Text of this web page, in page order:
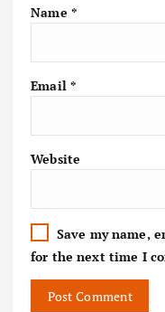
Name *
Email *
Website
Save my name,
for the next time I